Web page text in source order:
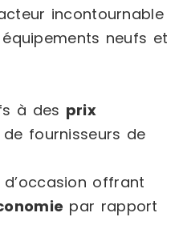
incontournable
neufs et
à des prix
fournisseurs de
offrant
par rapport